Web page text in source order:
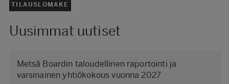
TILAUSLOMAKE
Uusimmat uutiset
Metsä Boardin taloudellinen raportointi ja
varsinainen yhtiökokous vuonna 2027